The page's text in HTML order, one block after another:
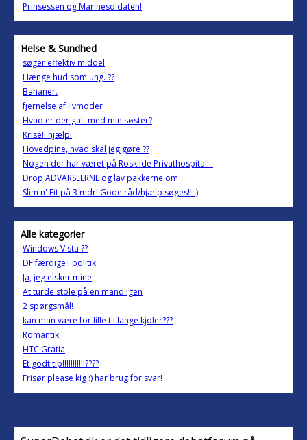
Prinsessen og Marinesoldaten!
Helse & Sundhed
søger effektiv middel
Hænge hud som ung. ??
Bananer.
fjernelse af livmoder
Hvad er der galt med min søster?
Krise!! hjælp!
Hovedpine, hvad skal jeg gøre ??
Nogen der har været på Roskilde Privathospital...
Drop ADVARSLERNE og lav pakkerne om
Slim n' Fit på 3 mdr! Gode råd/hjælp søges!! :)
Alle kategorier
Windows Vista ??
DF færdige i politik....
Ja, jeg elsker mine
At turde stole på en mand igen
2 spørgsmål!
kan man være for lille til lange kjoler???
Romantik
HTC Gratia
Et godt tip!!!!!!!!!!!????
Frisør please kig :) har brug for svar!